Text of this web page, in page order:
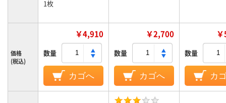
1枚
価格
(税込)
￥4,910
数量
カゴへ
￥2,700
数量
カゴへ
数量
カ